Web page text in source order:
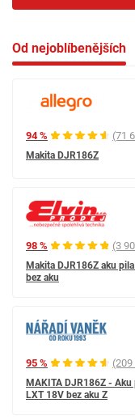
Od nejoblíbenějších
94 % (71
Makita DJR186Z
98 % (3
Makita DJR186Z aku
bez aku
95 %
MAKITA DJR186Z - Aku
LXT 18V bez aku Z